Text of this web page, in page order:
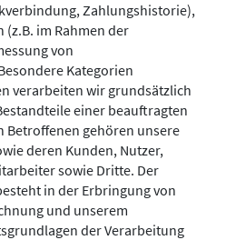
Zahlungshistorie),
im Rahmen der
von
Kategorien
verarbeiten wir grundsätzlich
einer beauftragten
Betroffenen gehören unsere
deren Kunden, Nutzer,
sowie Dritte. Der
in der Erbringung von
und unserem
der Verarbeitung